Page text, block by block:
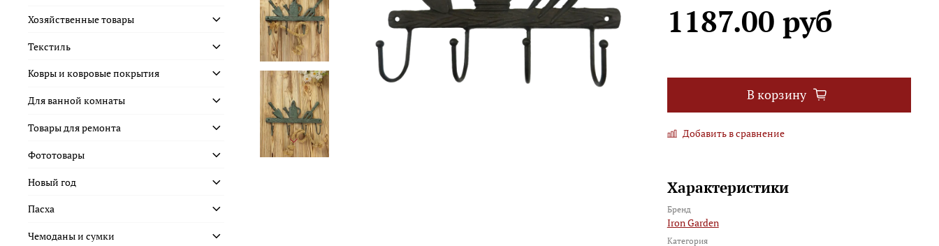
1187.00 руб
В корзину
Добавить в сравнение
Характеристики
Бренд
Iron Garden
Категория
Хозяйственные товары
Текстиль
Ковры и ковровые покрытия
Для ванной комнаты
Товары для ремонта
Фототовары
Новый год
Пасха
Чемоданы и сумки